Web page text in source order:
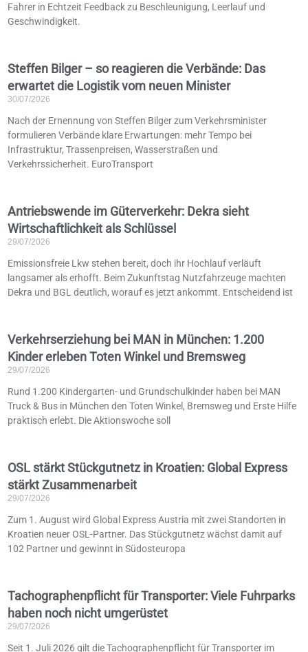
Fahrer in Echtzeit Feedback zu Beschleunigung, Leerlauf und
Geschwindigkeit.
Steffen Bilger – so reagieren die Verbände: Das
erwartet die Logistik vom neuen Minister
30/07/2026
Nach der Ernennung von Steffen Bilger zum Verkehrsminister
formulieren Verbände klare Erwartungen: mehr Tempo bei
Infrastruktur, Trassenpreisen, Wasserstraßen und
Verkehrssicherheit. EuroTransport
Antriebswende im Güterverkehr: Dekra sieht
Wirtschaftlichkeit als Schlüssel
29/07/2026
Emissionsfreie Lkw stehen bereit, doch ihr Hochlauf verläuft
langsamer als erhofft. Beim Zukunftstag Nutzfahrzeuge machten
Dekra und BGL deutlich, worauf es jetzt ankommt. Entscheidend ist
Verkehrserziehung bei MAN in München: 1.200
Kinder erleben Toten Winkel und Bremsweg
29/07/2026
Rund 1.200 Kindergarten- und Grundschulkinder haben bei MAN
Truck & Bus in München den Toten Winkel, Bremsweg und Erste Hilfe
praktisch erlebt. Die Aktionswoche soll
OSL stärkt Stückgutnetz in Kroatien: Global Express
stärkt Zusammenarbeit
29/07/2026
Zum 1. August wird Global Express Austria mit zwei Standorten in
Kroatien neuer OSL-Partner. Das Stückgutnetz wächst damit auf
102 Partner und gewinnt in Südosteuropa
Tachographenpflicht für Transporter: Viele Fuhrparks
haben noch nicht umgerüstet
29/07/2026
Seit 1. Juli 2026 gilt die Tachographenpflicht für Transporter im